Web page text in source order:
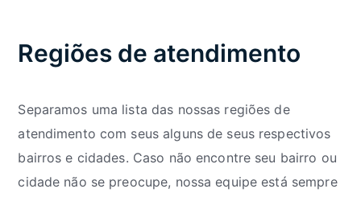
Regiões de atendimento
Separamos uma lista das nossas regiões de
atendimento com seus alguns de seus respectivos
bairros e cidades. Caso não encontre seu bairro ou
cidade não se preocupe, nossa equipe está sempre